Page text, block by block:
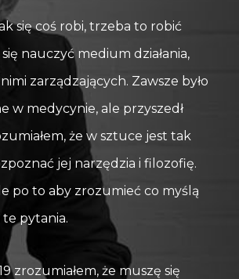
się coś robi, trzeba to robić
nauczyć medium działania,
zarządzających. Zawsze było
w medycynie, ale przyszedł
że w sztuce jest tak
jej narzędzia i filozofię.
po to aby zrozumieć co myślą
te pytania.
zrozumiałem, że muszę się